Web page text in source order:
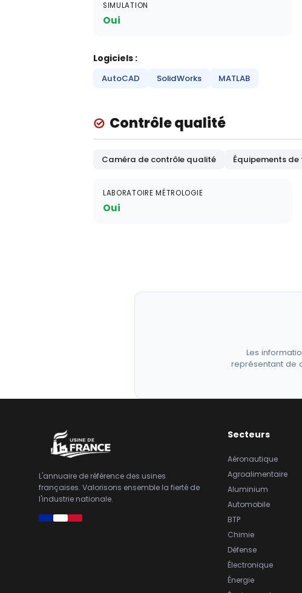
SIMULATION
Oui
Logiciels :
AutoCAD SolidWorks MATLAB
Contrôle qualité
Caméra de contrôle qualité Équipements
LABORATOIRE MÉTROLOGIE
Oui
Les
représentant de
L'annuaire de référence des usines
françaises. Valorisons ensemble la fierté de
l'industrie nationale.
Secteurs
Aéronautique
Agroalimentaire
Aluminium
Automobile
BTP
Chimie
Défense
Électronique
Énergie